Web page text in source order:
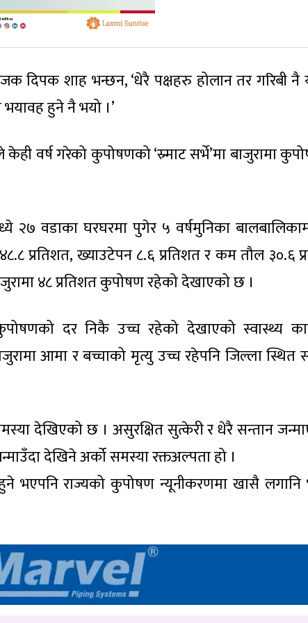
दिपक शाह भन्छन, ‘धेरै पक्षहरु होलान तर गरिबी
हुने नै भयो ।’
वर्ष गरेको कुपोषणको ‘स्र्माट सर्भे’मा बाजुरामा
२७ वडाका घरघरमा पुगेर ५ वर्षमुनिका
प्रतिशत, ख्याउटेपन ८.६ प्रतिशत र कम तौल ३०.६
४८ प्रतिशत कुपोषण रहेको देखाएको छ ।
दर निकै उच्च रहेको देखाएको स्वास्थ्य
आमा र बच्चाको मृत्यु उच्च रहेपनि जिल्ला स्थित
देखिएको छ । असुरक्षित सुत्केरी र धेरै सन्तान
देखिने अर्को समस्या रक्तअल्पता हो ।
भएपनि राज्यको कुपोषण न्यूनीकरणमा खासै